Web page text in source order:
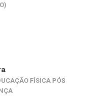
FÍSICA PÓS